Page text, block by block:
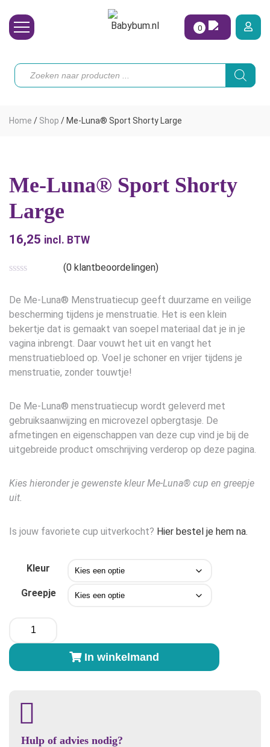
Toebehoren
Onze merken
Hoe begin ik?
0
Producten
zoeken
Home / Shop / Me-Luna® Sport Shorty Large
Me-Luna® Sport Shorty
Large
16,25 incl. BTW
(0 klantbeoordelingen)
De Me-Luna® Menstruatiecup geeft duurzame en veilige
bescherming tijdens je menstruatie. Het is een klein
bekertje dat is gemaakt van soepel materiaal dat je in je
vagina inbrengt. Daar vouwt het uit en vangt het
menstruatiebloed op. Voel je schoner en vrijer tijdens je
menstruatie, zonder touwtje!
De Me-Luna® menstruatiecup wordt geleverd met
gebruiksaanwijzing en microvezel opbergtasje. De
afmetingen en eigenschappen van deze cup vind je bij de
uitgebreide product omschrijving verderop op deze pagina.
Kies hieronder je gewenste kleur Me-Luna® cup en greepje
uit.
Is jouw favoriete cup uitverkocht? Hier bestel je hem na.
Kleur
Greepje
Sport
Shorty
In winkelmand
Hulp of advies nodig?